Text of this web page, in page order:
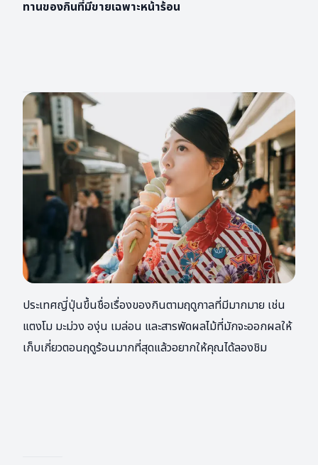
ทานของกินที่มีขายเฉพาะหน้าร้อน
ประเทศญี่ปุ่นขึ้นชื่อเรื่องของกินตามฤดูกาลที่มีมากมาย เช่น
แตงโม มะม่วง องุ่น เมล่อน และสารพัดผลไม้ที่มักจะออกผลให้
เก็บเกี่ยวตอนฤดูร้อนมากที่สุดแล้วอยากให้คุณได้ลองชิม